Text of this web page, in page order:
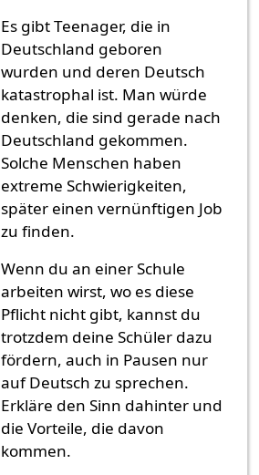
Es gibt Teenager, die in
Deutschland geboren
wurden und deren Deutsch
katastrophal ist. Man würde
denken, die sind gerade nach
Deutschland gekommen.
Solche Menschen haben
extreme Schwierigkeiten,
später einen vernünftigen Job
zu finden.
Wenn du an einer Schule
arbeiten wirst, wo es diese
Pflicht nicht gibt, kannst du
trotzdem deine Schüler dazu
fördern, auch in Pausen nur
auf Deutsch zu sprechen.
Erkläre den Sinn dahinter und
die Vorteile, die davon
kommen.